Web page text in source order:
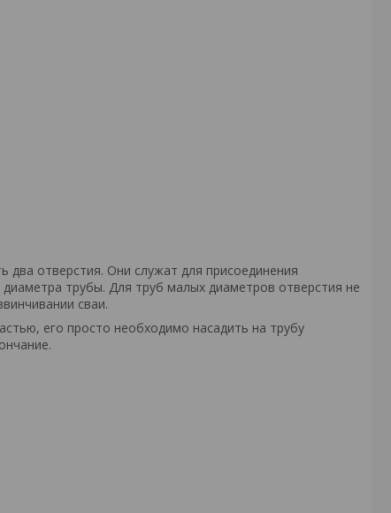
отверстия. Они служат для присоединения
трубы. Для труб малых диаметров отверстия не
сваи.
его просто необходимо насадить на трубу